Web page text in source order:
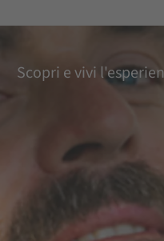
Scopri e vivi